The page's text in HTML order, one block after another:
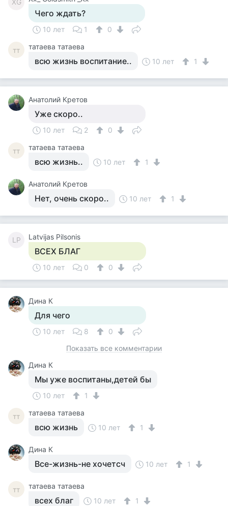
ХG
Чего ждать?
10 лет 1 0
тт татаева татаева
всю жизнь воспитание.. 10 лет 1
Анатолий Кретов
Уже скоро..
10 лет 2 0
тт татаева татаева
всю жизнь.. 10 лет 1
Анатолий Кретов
Нет, очень скоро.. 10 лет 1
LP Latvijas Pilsonis
ВСЕХ БЛАГ
10 лет 0 0
Дина К
Для чего
10 лет 8
0
Показать все комментарии
Дина К
Мы уже воспитаны,детей бы
10 лет 1
тт татаева татаева
всю жизнь 10 лет 1
Дина К
Все-жизнь-не хочетсч 10 лет 1
тт татаева татаева
всех благ 10 лет 1